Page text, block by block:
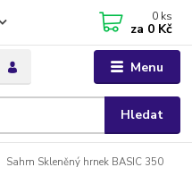
Menu
Hledat
0 ks
za 0 Kč
Sahm Skleněný hrnek BASIC 350